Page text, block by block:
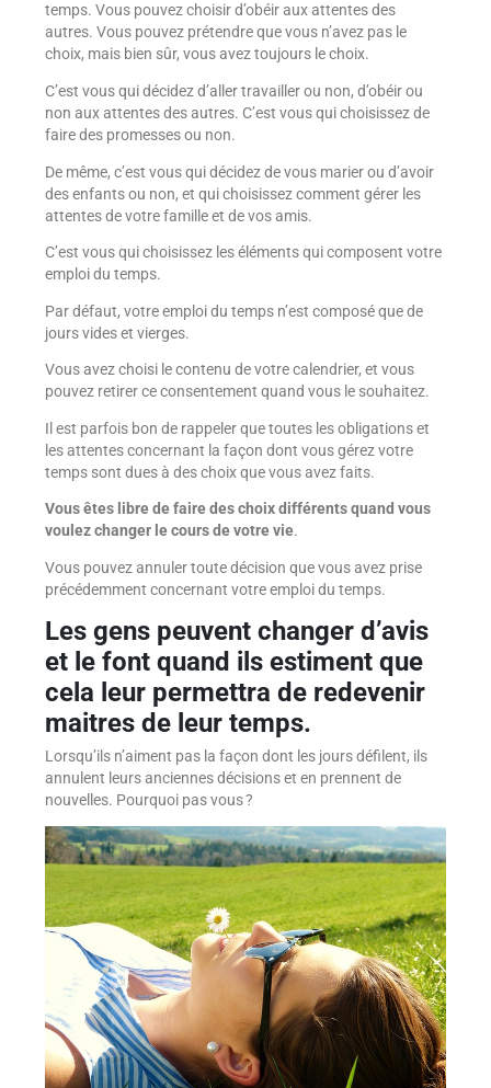
temps. Vous pouvez choisir d’obéir aux attentes des
autres. Vous pouvez prétendre que vous n’avez pas le
choix, mais bien sûr, vous avez toujours le choix.
C’est vous qui décidez d’aller travailler ou non, d’obéir ou
non aux attentes des autres. C’est vous qui choisissez de
faire des promesses ou non.
De même, c’est vous qui décidez de vous marier ou d’avoir
des enfants ou non, et qui choisissez comment gérer les
attentes de votre famille et de vos amis.
C’est vous qui choisissez les éléments qui composent votre
emploi du temps.
Par défaut, votre emploi du temps n’est composé que de
jours vides et vierges.
Vous avez choisi le contenu de votre calendrier, et vous
pouvez retirer ce consentement quand vous le souhaitez.
Il est parfois bon de rappeler que toutes les obligations et
les attentes concernant la façon dont vous gérez votre
temps sont dues à des choix que vous avez faits.
Vous êtes libre de faire des choix différents quand vous
voulez changer le cours de votre vie.
Vous pouvez annuler toute décision que vous avez prise
précédemment concernant votre emploi du temps.
Les gens peuvent changer d’avis
et le font quand ils estiment que
cela leur permettra de redevenir
maitres de leur temps.
Lorsqu’ils n’aiment pas la façon dont les jours défilent, ils
annulent leurs anciennes décisions et en prennent de
nouvelles. Pourquoi pas vous ?